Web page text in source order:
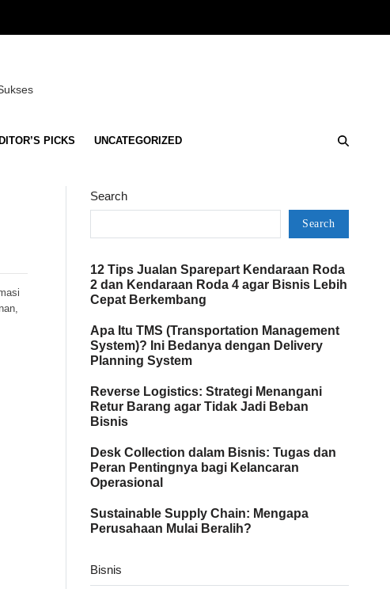
PICKS UNCATEGORIZED
Search
Search
12 Tips Jualan Sparepart Kendaraan Roda
2 dan Kendaraan Roda 4 agar Bisnis Lebih
Cepat Berkembang
Apa Itu TMS (Transportation Management
System)? Ini Bedanya dengan Delivery
Planning System
Reverse Logistics: Strategi Menangani
Retur Barang agar Tidak Jadi Beban
Bisnis
Desk Collection dalam Bisnis: Tugas dan
Peran Pentingnya bagi Kelancaran
Operasional
Sustainable Supply Chain: Mengapa
Perusahaan Mulai Beralih?
Bisnis